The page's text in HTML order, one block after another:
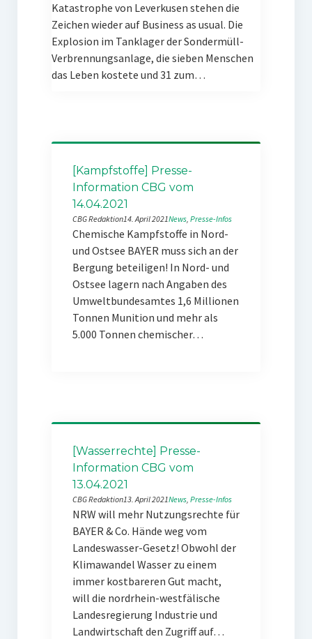
Katastrophe von Leverkusen stehen die
Zeichen wieder auf Business as usual. Die
Explosion im Tanklager der Sondermüll-
Verbrennungsanlage, die sieben Menschen
das Leben kostete und 31 zum…
[Kampfstoffe] Presse-
Information CBG vom
14.04.2021
CBG Redaktion14. April 2021News, Presse-Infos
Chemische Kampfstoffe in Nord-
und Ostsee BAYER muss sich an der
Bergung beteiligen! In Nord- und
Ostsee lagern nach Angaben des
Umweltbundesamtes 1,6 Millionen
Tonnen Munition und mehr als
5.000 Tonnen chemischer…
[Wasserrechte] Presse-
Information CBG vom
13.04.2021
CBG Redaktion13. April 2021News, Presse-Infos
NRW will mehr Nutzungsrechte für
BAYER & Co. Hände weg vom
Landeswasser-Gesetz! Obwohl der
Klimawandel Wasser zu einem
immer kostbareren Gut macht,
will die nordrhein-westfälische
Landesregierung Industrie und
Landwirtschaft den Zugriff auf…